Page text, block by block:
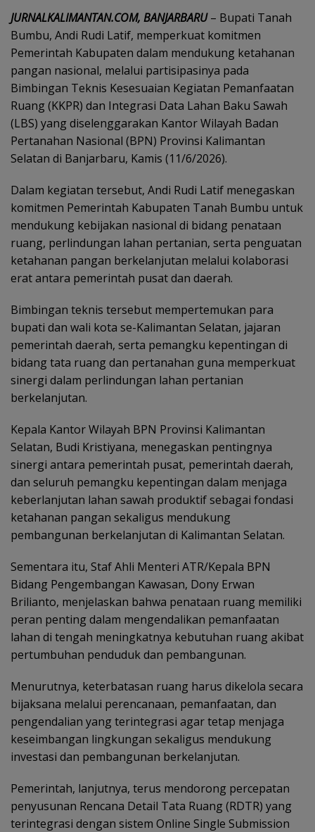
JURNALKALIMANTAN.COM, BANJARBARU– Bupati Tanah
Bumbu, Andi Rudi Latif, memperkuat komitmen
Pemerintah Kabupaten dalam mendukung ketahanan
pangan nasional, melalui partisipasinya pada
Bimbingan Teknis Kesesuaian Kegiatan Pemanfaatan
Ruang (KKPR) dan Integrasi Data Lahan Baku Sawah
(LBS) yang diselenggarakan Kantor Wilayah Badan
Pertanahan Nasional (BPN) Provinsi Kalimantan
Selatan di Banjarbaru, Kamis (11/6/2026).
Dalam kegiatan tersebut, Andi Rudi Latif menegaskan
komitmen Pemerintah Kabupaten Tanah Bumbu untuk
mendukung kebijakan nasional di bidang penataan
ruang, perlindungan lahan pertanian, serta penguatan
ketahanan pangan berkelanjutan melalui kolaborasi
erat antara pemerintah pusat dan daerah.
Bimbingan teknis tersebut mempertemukan para
bupati dan wali kota se-Kalimantan Selatan, jajaran
pemerintah daerah, serta pemangku kepentingan di
bidang tata ruang dan pertanahan guna memperkuat
sinergi dalam perlindungan lahan pertanian
berkelanjutan.
Kepala Kantor Wilayah BPN Provinsi Kalimantan
Selatan, Budi Kristiyana, menegaskan pentingnya
sinergi antara pemerintah pusat, pemerintah daerah,
dan seluruh pemangku kepentingan dalam menjaga
keberlanjutan lahan sawah produktif sebagai fondasi
ketahanan pangan sekaligus mendukung
pembangunan berkelanjutan di Kalimantan Selatan.
Sementara itu, Staf Ahli Menteri ATR/Kepala BPN
Bidang Pengembangan Kawasan, Dony Erwan
Brilianto, menjelaskan bahwa penataan ruang memiliki
peran penting dalam mengendalikan pemanfaatan
lahan di tengah meningkatnya kebutuhan ruang akibat
pertumbuhan penduduk dan pembangunan.
Menurutnya, keterbatasan ruang harus dikelola secara
bijaksana melalui perencanaan, pemanfaatan, dan
pengendalian yang terintegrasi agar tetap menjaga
keseimbangan lingkungan sekaligus mendukung
investasi dan pembangunan berkelanjutan.
Pemerintah, lanjutnya, terus mendorong percepatan
penyusunan Rencana Detail Tata Ruang (RDTR) yang
terintegrasi dengan sistem Online Single Submission